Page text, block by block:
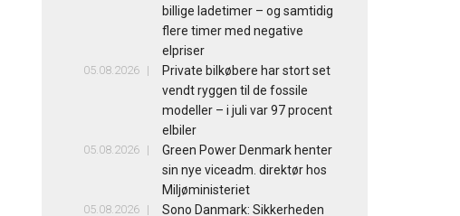
billige ladetimer – og samtidig
flere timer med negative
elpriser
05.08.2026
Private bilkøbere har stort set
vendt ryggen til de fossile
modeller – i juli var 97 procent
elbiler
05.08.2026
Green Power Denmark henter
sin nye viceadm. direktør hos
Miljøministeriet
05.08.2026
Sono Danmark: Sikkerheden